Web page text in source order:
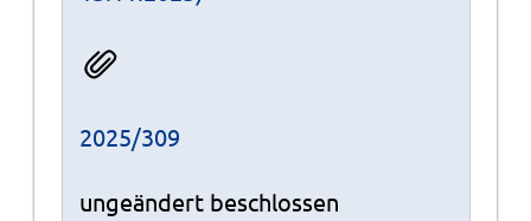
2025/309
ungeändert beschlossen